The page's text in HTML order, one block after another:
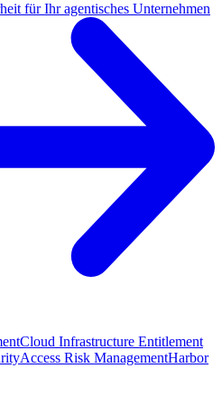
für Ihr agentisches Unternehmen
Cloud Infrastructure Entitlement
Access Risk ManagementHarbor